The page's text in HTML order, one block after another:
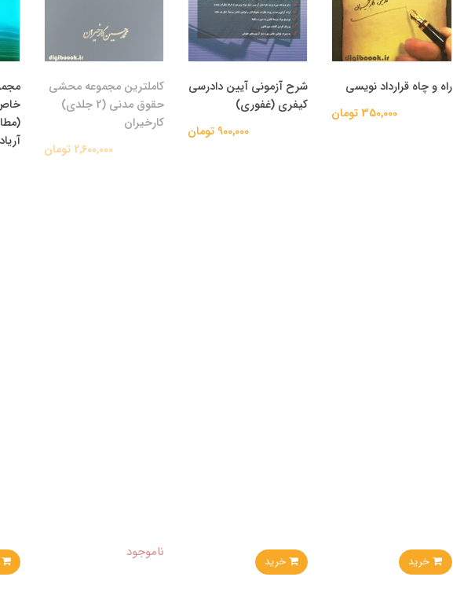
راه و چاه قرارداد نویسی
350,000 تومان
خرید
شرح آزمونی آیین دادرسی
کیفری (غفوري)
900,000 تومان
خرید
کاملترین مجموعه محشی
حقوق مدنی (2 جلدی)
کارخیران
2,600,000 تومان
ناموجود